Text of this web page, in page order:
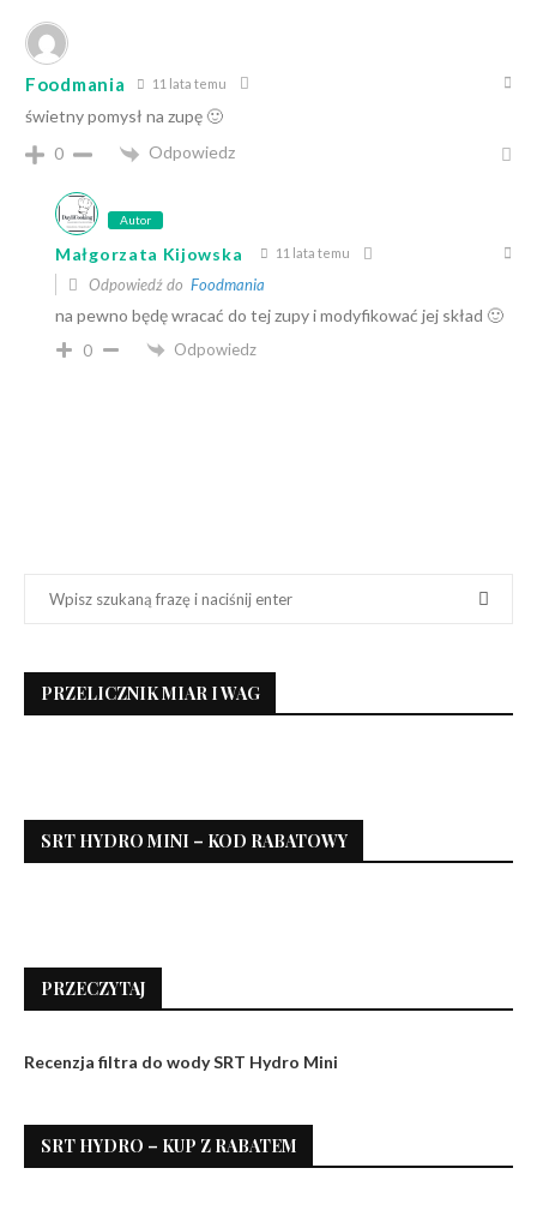
Foodmania 11 lata temu
świetny pomysł na zupę 🙂
0
Odpowiedz
Autor
Małgorzata Kijowska 11 lata temu
Odpowiedź do Foodmania
na pewno będę wracać do tej zupy i modyfikować jej skład 🙂
0 Odpowiedz
PRZELICZNIK MIAR I WAG
SRT HYDRO MINI – KOD RABATOWY
PRZECZYTAJ
Recenzja filtra do wody SRT Hydro Mini
SRT HYDRO – KUP Z RABATEM